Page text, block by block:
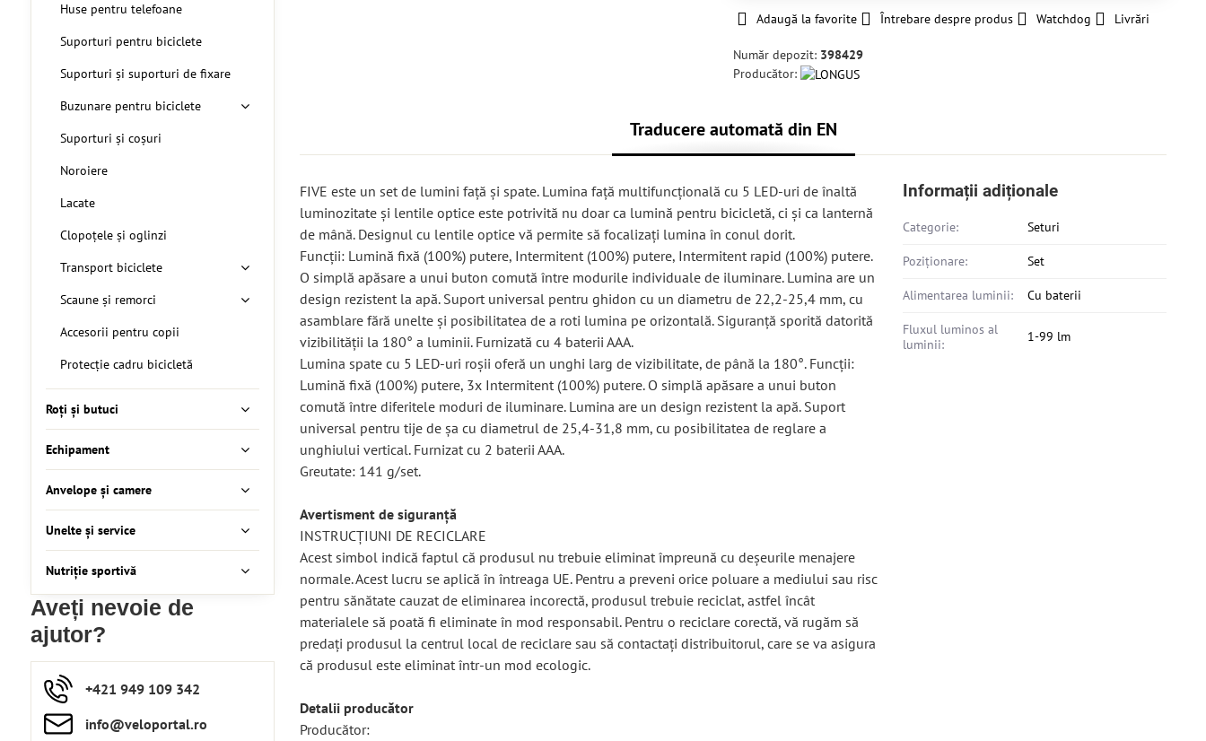
Adaugă la favorite Întrebare despre produs Watchdog Livrări
Număr depozit: 398429
Producător:
Traducere automată din EN
FIVE este un set de lumini față și spate. Lumina față multifuncțională cu 5 LED-uri de înaltă
luminozitate și lentile optice este potrivită nu doar ca lumină pentru bicicletă, ci și ca lanternă
de mână. Designul cu lentile optice vă permite să focalizați lumina în conul dorit.
Funcții: Lumină fixă ​​(100%) putere, Intermitent (100%) putere, Intermitent rapid (100%) putere.
O simplă apăsare a unui buton comută între modurile individuale de iluminare. Lumina are un
design rezistent la apă. Suport universal pentru ghidon cu un diametru de 22,2-25,4 mm, cu
asamblare fără unelte și posibilitatea de a roti lumina pe orizontală. Siguranță sporită datorită
vizibilității la 180° a luminii. Furnizată cu 4 baterii AAA.
Lumina spate cu 5 LED-uri roșii oferă un unghi larg de vizibilitate, de până la 180°. Funcții:
Lumină fixă ​​(100%) putere, 3x Intermitent (100%) putere. O simplă apăsare a unui buton
comută între diferitele moduri de iluminare. Lumina are un design rezistent la apă. Suport
universal pentru tije de șa cu diametrul de 25,4-31,8 mm, cu posibilitatea de reglare a
unghiului vertical. Furnizat cu 2 baterii AAA.
Greutate: 141 g/set.
Avertisment de siguranță
INSTRUCȚIUNI DE RECICLARE
Acest simbol indică faptul că produsul nu trebuie eliminat împreună cu deșeurile menajere
normale. Acest lucru se aplică în întreaga UE. Pentru a preveni orice poluare a mediului sau risc
pentru sănătate cauzat de eliminarea incorectă, produsul trebuie reciclat, astfel încât
materialele să poată fi eliminate în mod responsabil. Pentru o reciclare corectă, vă rugăm să
predați produsul la centrul local de reciclare sau să contactați distribuitorul, care se va asigura
că produsul este eliminat într-un mod ecologic.
Detalii producător
Producător:
Informații adiționale
Categorie: Seturi
Poziționare: Set
Alimentarea luminii: Cu baterii
Fluxul luminos al
luminii:
1-99 lm
Huse pentru telefoane
Suporturi pentru biciclete
Suporturi și suporturi de fixare
Buzunare pentru biciclete
Suporturi și coșuri
Noroiere
Lacate
Clopoțele și oglinzi
Transport biciclete
Scaune și remorci
Accesorii pentru copii
Protecție cadru bicicletă
Roți și butuci
Echipament
Anvelope și camere
Unelte și service
Nutriție sportivă
Aveți nevoie de
ajutor?
+421 949 109 342
info​​@veloportal​.ro